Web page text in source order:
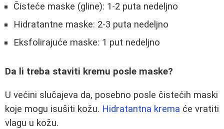
Čisteće maske (gline): 1-2 puta nedeljno
Hidratantne maske: 2-3 puta nedeljno
Eksfolirajuće maske: 1 put nedeljno
Da li treba staviti kremu posle maske?
U većini slučajeva da, posebno posle čistećih maski
koje mogu isušiti kožu. Hidratantna krema će vratiti
vlagu u kožu.